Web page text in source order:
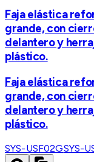
Faja elástica
grande, con
delantero y
plástico.
Faja elástica
grande, con
delantero y
plástico.
SYS-USF02GSYS-